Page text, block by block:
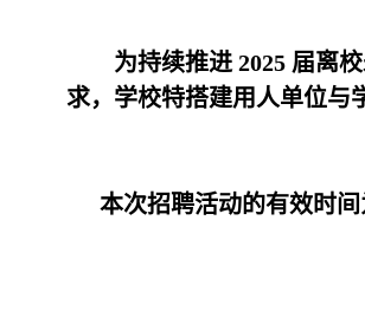
为持续推进 2025 届离校
求，学校特搭建用人单位与
本次招聘活动的有效时